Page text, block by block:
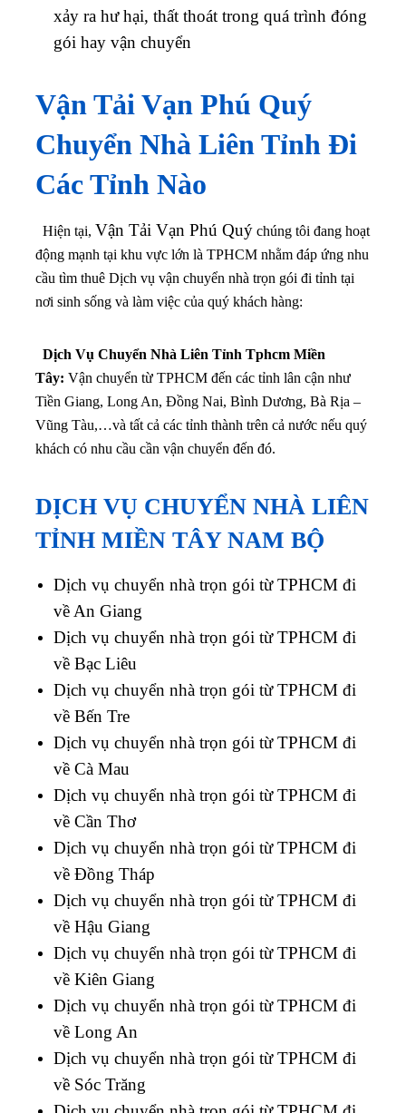
xảy ra hư hại, thất thoát trong quá trình đóng
gói hay vận chuyển
Vận Tải Vạn Phú Quý
Chuyển Nhà Liên Tỉnh Đi
Các Tỉnh Nào
Hiện tại, Vận Tải Vạn Phú Quý chúng tôi đang hoạt
động mạnh tại khu vực lớn là TPHCM nhằm đáp ứng nhu
cầu tìm thuê Dịch vụ vận chuyển nhà trọn gói đi tỉnh tại
nơi sinh sống và làm việc của quý khách hàng:
Dịch Vụ Chuyển Nhà Liên Tỉnh Tphcm Miền
Tây: Vận chuyển từ TPHCM đến các tỉnh lân cận như
Tiền Giang, Long An, Đồng Nai, Bình Dương, Bà Rịa –
Vũng Tàu,…và tất cả các tỉnh thành trên cả nước nếu quý
khách có nhu cầu cần vận chuyển đến đó.
DỊCH VỤ CHUYỂN NHÀ LIÊN
TỈNH MIỀN TÂY NAM BỘ
Dịch vụ chuyển nhà trọn gói từ TPHCM đi
về An Giang
Dịch vụ chuyển nhà trọn gói từ TPHCM đi
về Bạc Liêu
Dịch vụ chuyển nhà trọn gói từ TPHCM đi
về Bến Tre
Dịch vụ chuyển nhà trọn gói từ TPHCM đi
về Cà Mau
Dịch vụ chuyển nhà trọn gói từ TPHCM đi
về Cần Thơ
Dịch vụ chuyển nhà trọn gói từ TPHCM đi
về Đồng Tháp
Dịch vụ chuyển nhà trọn gói từ TPHCM đi
về Hậu Giang
Dịch vụ chuyển nhà trọn gói từ TPHCM đi
về Kiên Giang
Dịch vụ chuyển nhà trọn gói từ TPHCM đi
về Long An
Dịch vụ chuyển nhà trọn gói từ TPHCM đi
về Sóc Trăng